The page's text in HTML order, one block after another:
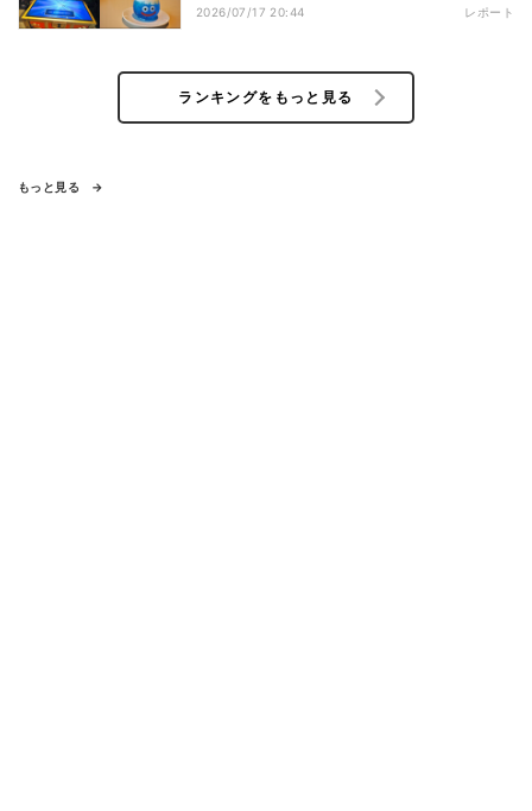
2026/07/17 20:44 レポート
ランキングをもっと見る
もっと見る